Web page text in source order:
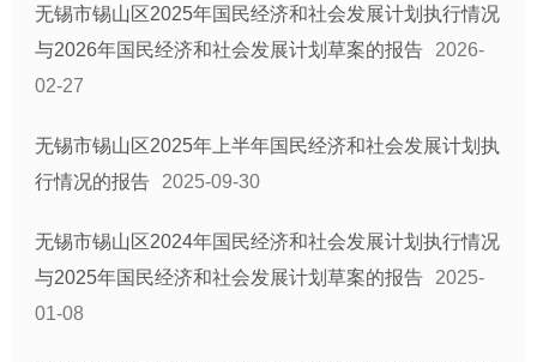
乡村振兴
应急管理
涉农补贴
税收优惠
无锡市锡山区2025年国民经济和社会发展计划执行情况
与2026年国民经济和社会发展计划草案的报告
2026-
02-27
无锡市锡山区2025年上半年国民经济和社会发展计划执
行情况的报告
2025-09-30
无锡市锡山区2024年国民经济和社会发展计划执行情况
与2025年国民经济和社会发展计划草案的报告
2025-
01-08